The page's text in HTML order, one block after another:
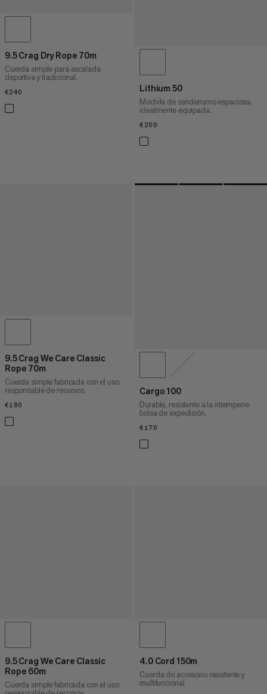
9.5 Crag Dry Rope 70m
Cuerda simple para escalada
deportiva y tradicional.
€240 Lithium 50
Mochila de senderismo espaciosa,
idealmente equipada.
€200
9.5 Crag We Care Classic
Rope 70m
Cuerda simple fabricada con el uso
responsable de recursos.
€180
Cargo 100
Durable, resistente a la intemperie
bolsa de expedición.
€170
9.5 Crag We Care Classic
Rope 60m
Cuerda simple fabricada con el uso
4.0 Cord 150m
Cuerda de accesorio resistente y
multifuncional